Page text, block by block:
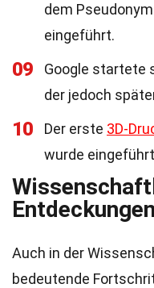
dem
eingeführt.
09
Google startete
der jedoch
10 Der erste 3D-
wurde
Entdeckungen
Auch in der
bedeutende